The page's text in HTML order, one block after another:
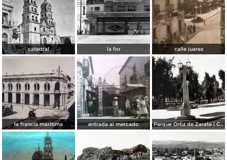
catedral la for calle juarez
la francia maritima entrada al mercado Parque Ortiz de Zarate ( Circulada el 21 de Marzo de 1937 ).